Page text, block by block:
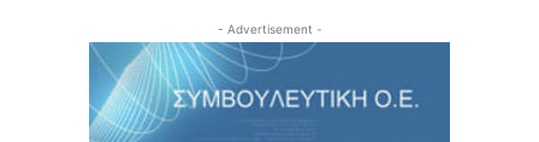
- Advertisement -